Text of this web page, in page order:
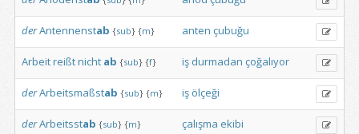
derAntennenstab {sub} {m} anten çubuğu
Arbeitreißtnicht ab {sub} {f} iş durmadan çoğalıyor
derArbeitsmaßstab {sub} {m} iş ölçeği
derArbeitsstab {sub} {m} çalışma ekibi